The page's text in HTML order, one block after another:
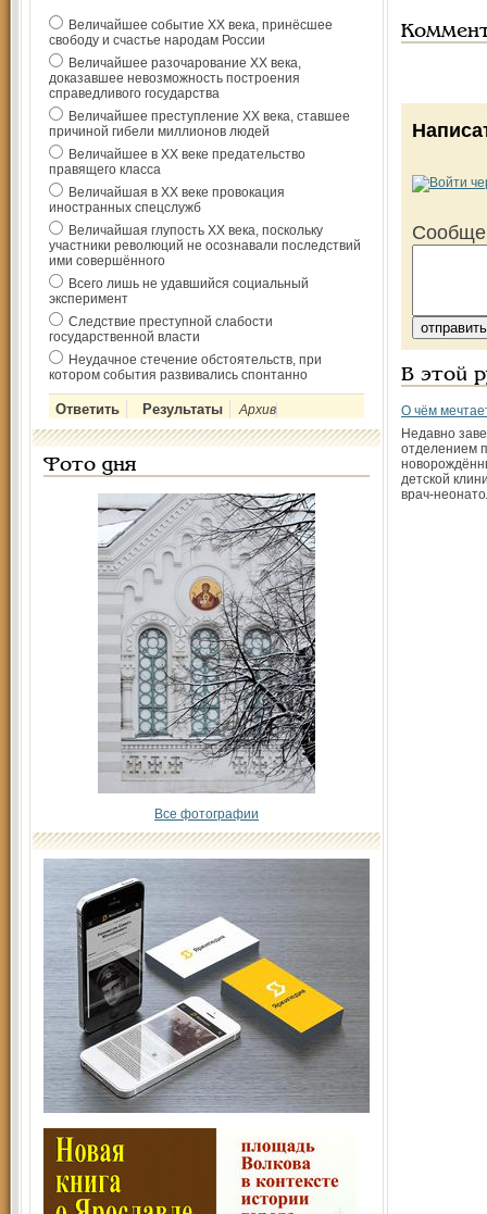
Величайшее событие ХХ века, принёсшее
свободу и счастье народам России
Величайшее разочарование ХХ века,
доказавшее невозможность построения
справедливого государства
Величайшее преступление ХХ века, ставшее
причиной гибели миллионов людей
Величайшее в ХХ веке предательство
правящего класса
Величайшая в ХХ веке провокация
иностранных спецслужб
Величайшая глупость ХХ века, поскольку
участники революций не осознавали последствий
ими совершённого
Всего лишь не удавшийся социальный
эксперимент
Следствие преступной слабости
государственной власти
Неудачное стечение обстоятельств, при
котором события развивались спонтанно
Архив
Фото дня
Все фотографии
В этой
О чём
Недавно
отделением
детской
врач-